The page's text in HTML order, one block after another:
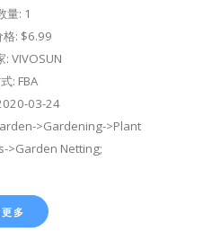
量: 1
: $6.99
VIVOSUN
: FBA
03-24
>Gardening->Plant
>Garden Netting;
多